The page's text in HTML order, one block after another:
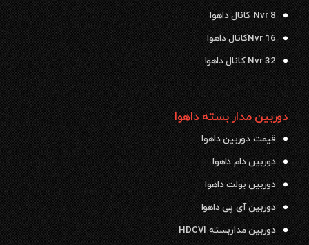
Nvr 8 کانال داهوا
Nvr 16کانال داهوا
Nvr 32 کانال داهوا
دوربین مدار بسته داهوا
قیمت دوربین داهوا
دوربین دام داهوا
دوربین بولت داهوا
دوربین آی پی داهوا
دوربین مداربسته HDCVI